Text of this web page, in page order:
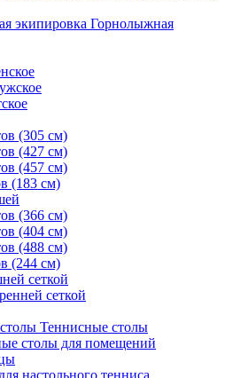
Горнолыжная
(305 см)
(427 см)
(457 см)
(183 см)
(366 см)
(404 см)
(488 см)
(244 см)
сеткой
сеткой
Теннисные столы
столы для помещений
настольного тенниса